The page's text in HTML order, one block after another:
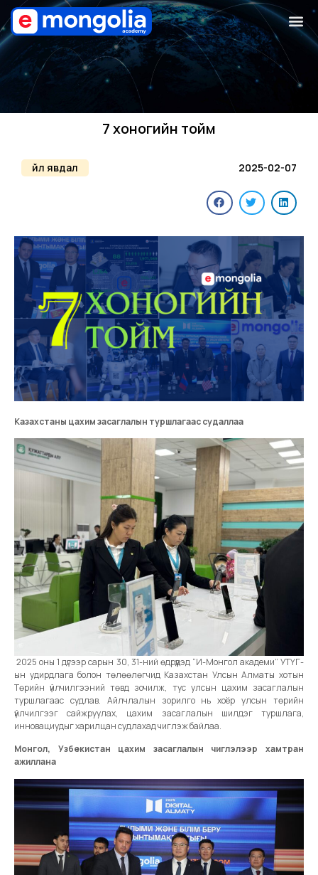
7 хоногийн тойм
Үйл явдал 2025-02-07
Казахстаны цахим засаглалын туршлагаас судаллаа
2025 оны 1 дүгээр сарын 30, 31-ний өдрүүдэд “И-Монгол академи” УТҮГ-
ын удирдлага болон төлөөлөгчид Казахстан Улсын Алматы хотын
Төрийн үйлчилгээний төвд зочилж, тус улсын цахим засаглалын
туршлагаас судлав. Айлчлалын зорилго нь хоёр улсын төрийн
үйлчилгээг сайжруулах, цахим засаглалын шилдэг туршлага,
инновациудыг харилцан судлахад чиглэж байлаа.
Монгол, Узбекистан цахим засаглалын чиглэлээр хамтран
ажиллана